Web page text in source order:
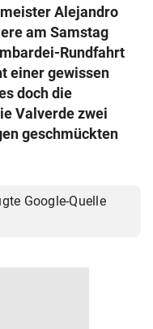
Alejandro
am Samstag
Rundfahrt
einer gewissen
doch die
Valverde zwei
geschmückten
Google-Quelle